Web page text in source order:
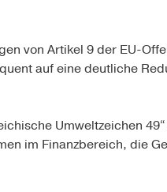
von Artikel 9 der EU-
auf eine deutliche
Umweltzeichen
im Finanzbereich, die